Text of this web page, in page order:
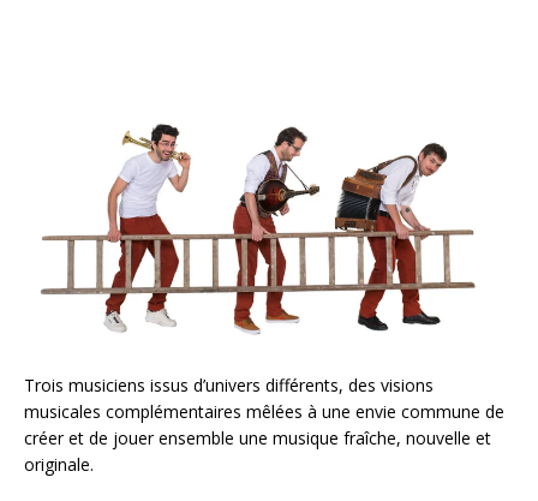
Trois musiciens issus d’univers différents, des visions
musicales complémentaires mêlées à une envie commune de
créer et de jouer ensemble une musique fraîche, nouvelle et
originale.